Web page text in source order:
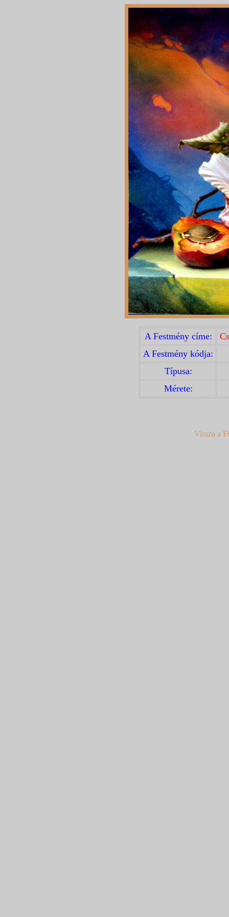
A Festmény címe:
A Festmény kódja:
Típusa:
Mérete:
Vissza a